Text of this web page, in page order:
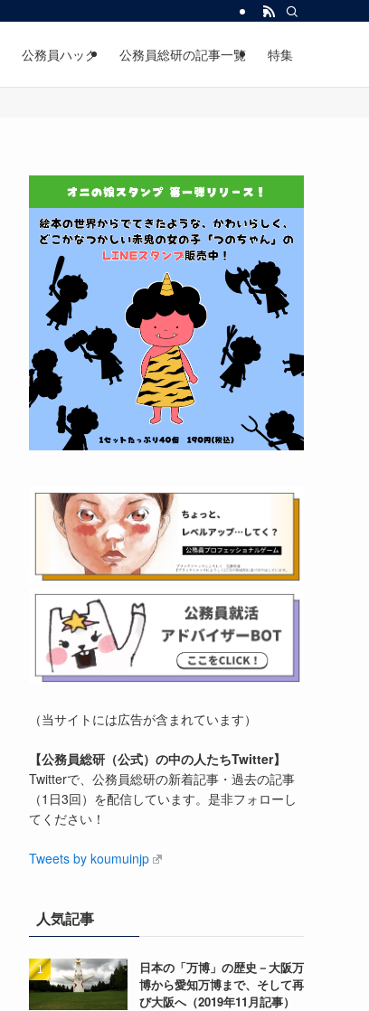
公務員ハック 公務員総研の記事一覧 特集
（当サイトには広告が含まれています）
【公務員総研（公式）の中の人たちTwitter】
Twitterで、公務員総研の新着記事・過去の記事
（1日3回）を配信しています。是非フォローし
てください！
Tweets by koumuinjp
人気記事
日本の「万博」の歴史－大阪万
博から愛知万博まで、そして再
び大阪へ（2019年11月記事）